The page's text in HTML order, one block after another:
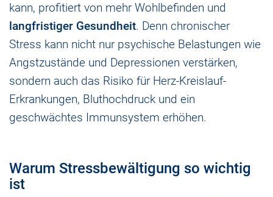
kann, profitiert von mehr Wohlbefinden und
langfristiger Gesundheit. Denn chronischer
Stress kann nicht nur psychische Belastungen wie
Angstzustände und Depressionen verstärken,
sondern auch das Risiko für Herz-Kreislauf-
Erkrankungen, Bluthochdruck und ein
geschwächtes Immunsystem erhöhen.
Warum Stressbewältigung so wichtig
ist